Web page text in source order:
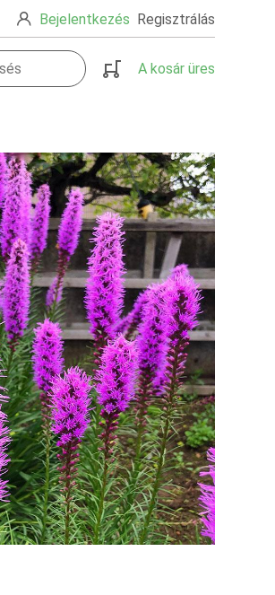
Bejelentkezés Regisztrálás
A kosár üres